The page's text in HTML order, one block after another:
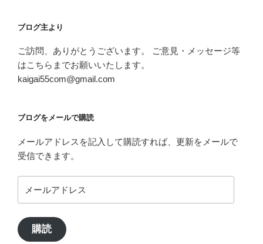
ブログ主より
ご訪問、ありがとうございます。 ご意見・メッセージ等
はこちらまでお願いいたします。
kaigai55com@gmail.com
ブログをメールで購読
メールアドレスを記入して購読すれば、更新をメールで
受信できます。
ー
ア
ド
購読